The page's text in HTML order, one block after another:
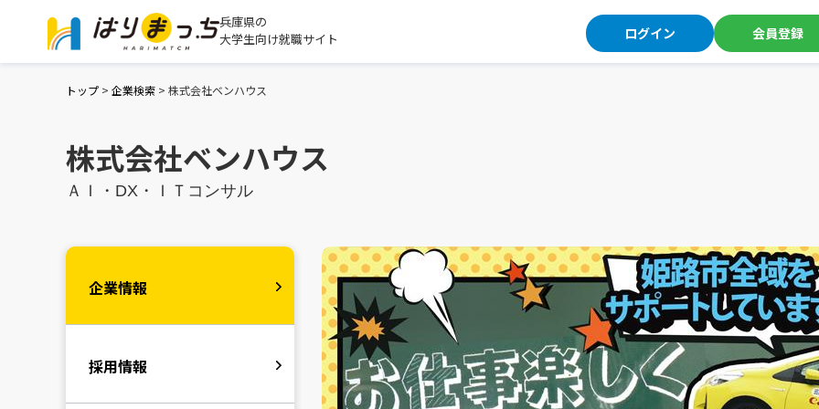
兵庫県の
大学生向け就職サイト
ログイン 会員登録
トップ > 企業検索 > 株式会社ベンハウス
株式会社ベンハウス
ＡＩ・DX・ＩＴコンサル
企業情報
採用情報